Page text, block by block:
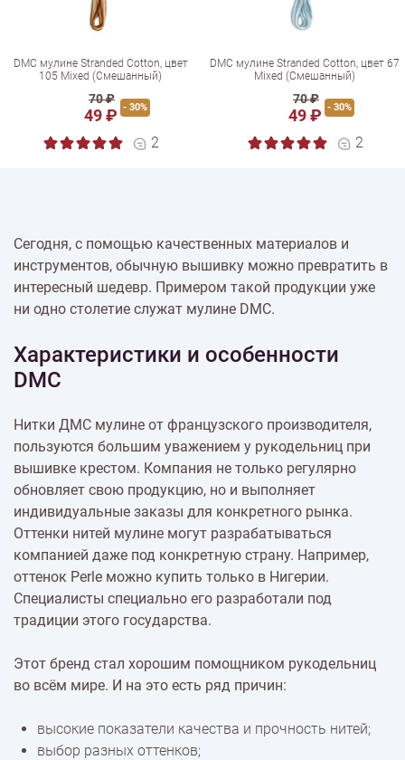
DMC мулине Stranded Cotton, цвет
105 Mixed (Смешанный)
70 ₽
49 ₽ - 30%
2
DMC мулине Stranded Cotton, цвет 67
Mixed (Смешанный)
70 ₽
49 ₽ - 30%
2
Сегодня, с помощью качественных материалов и
инструментов, обычную вышивку можно превратить в
интересный шедевр. Примером такой продукции уже
ни одно столетие служат мулине DMC.
Характеристики и особенности
DMC
Нитки ДМС мулине от французского производителя,
пользуются большим уважением у рукодельниц при
вышивке крестом. Компания не только регулярно
обновляет свою продукцию, но и выполняет
индивидуальные заказы для конкретного рынка.
Оттенки нитей мулине могут разрабатываться
компанией даже под конкретную страну. Например,
оттенок Perle можно купить только в Нигерии.
Специалисты специально его разработали под
традиции этого государства.
Этот бренд стал хорошим помощником рукодельниц
во всём мире. И на это есть ряд причин:
высокие показатели качества и прочность нитей;
выбор разных оттенков;